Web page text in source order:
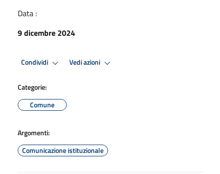
Data :
9 dicembre 2024
Condividi Vedi azioni
Categorie:
Comune
Argomenti:
Comunicazione istituzionale